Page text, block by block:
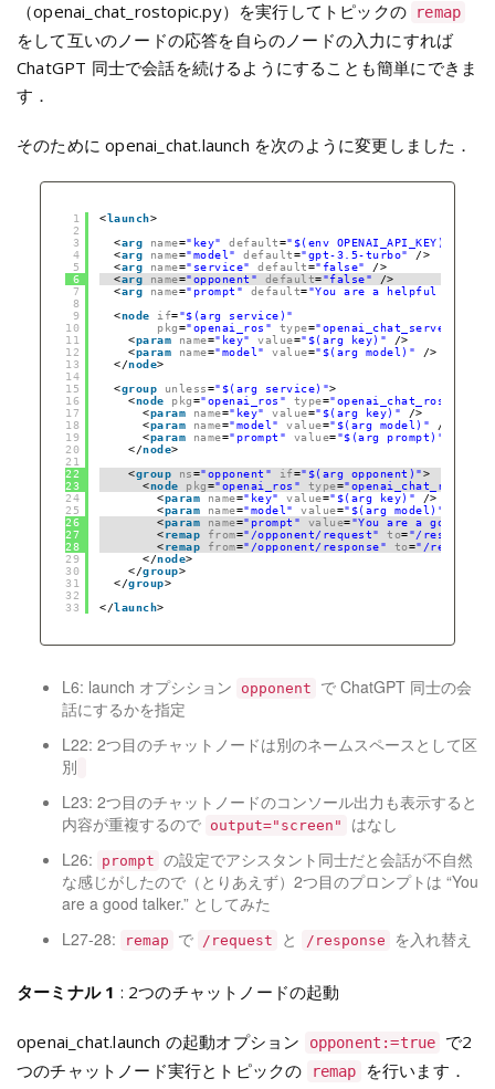
（openai_chat_rostopic.py）を実行してトピックの
remap
をして互いのノードの応答を自らのノードの入力にすれば
ChatGPT 同士で会話を続けるようにすることも簡単にできま
す．
そのために openai_chat.launch を次のように変更しました．
1
2
3
4
5
6
7
8
9
10
11
12
13
14
15
16
17
18
19
20
21
22
23
24
25
26
27
28
29
30
31
32
33
<launch>
<arg name="key" default="$(env OPENAI_API_KEY)"
<arg name="model" default="gpt-3.5-turbo"
/>
<arg name="service" default="false"
/>
<arg name="opponent" default="false"
/>
<arg name="prompt" default="You are a helpful
<node if="$(arg service)"
pkg="openai_ros" type="openai_chat_server.py"
<param name="key" value="$(arg key)"
/>
<param name="model" value="$(arg model)"
/>
</node>
<group unless="$(arg service)">
<node pkg="openai_ros" type=
<param name="key" value="$(arg key)"
/>
<param name="model" value="$(arg model)"
/>
<param name="prompt" value="$(arg prompt)"
</node>
<group ns="opponent" if="$(arg opponent)">
<node pkg="openai_ros" type=
<param name="key" value="$(arg key)"
/>
<param name="model" value="$(arg model)"
<param name="prompt" value="You are a good
<remap from="/opponent/request" to="/response"
<remap from="/opponent/response" to="/request"
</node>
</group>
</group>
</launch>
L6: launch オプシション opponent
で ChatGPT 同士の会
話にするかを指定
L22: 2つ目のチャットノードは別のネームスペースとして区
別
L23: 2つ目のチャットノードのコンソール出力も表示すると
内容が重複するので output="screen"
はなし
L26:
prompt の設定でアシスタント同士だと会話が不自然
な感じがしたので（とりあえず）2つ目のプロンプトは “You
are a good talker.” としてみた
L27-28:
remap で /request と /response を入れ替え
ターミナル 1 : 2つのチャットノードの起動
openai_chat.launch の起動オプション opponent:=true
で2
つのチャットノード実行とトピックの
remap を行います．